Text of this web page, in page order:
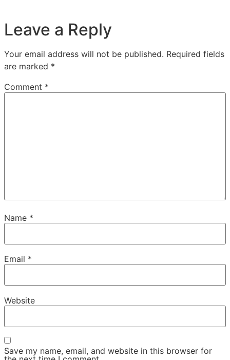
Leave a Reply
Your email address will not be published. Required fields
are marked *
Comment *
Name *
Email *
Website
Save my name, email, and website in this browser for